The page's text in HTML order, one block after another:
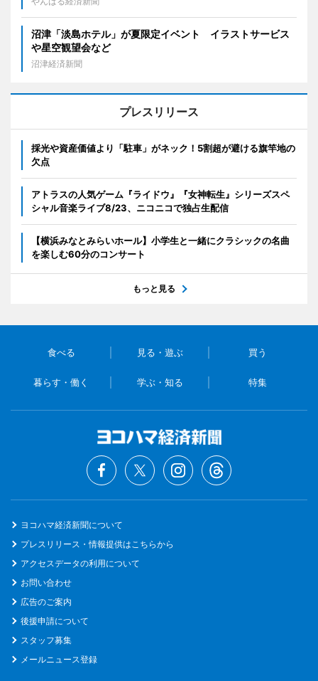
沼津「淡島ホテル」が夏限定イベント イラストサービス
や星空観望会など
沼津経済新聞
プレスリリース
採光や資産価値より「駐車」がネック！5割超が避ける旗竿地の
欠点
アトラスの人気ゲーム『ライドウ』『女神転生』シリーズスペ
シャル音楽ライブ8/23、ニコニコで独占生配信
【横浜みなとみらいホール】小学生と一緒にクラシックの名曲
を楽しむ60分のコンサート
もっと見る
食べる 見る・遊ぶ 買う
暮らす・働く 学ぶ・知る 特集
ヨコハマ経済新聞について
プレスリリース・情報提供はこちらから
アクセスデータの利用について
お問い合わせ
広告のご案内
後援申請について
スタッフ募集
メールニュース登録